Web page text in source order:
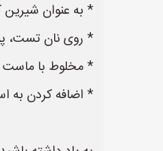
* به عنوان شیرین
* روی نان تست،
* مخلوط با ماست
* اضافه کردن به